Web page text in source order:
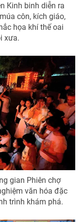
Kinh binh diễn ra
côn, kích giáo,
họa khí thế oai
xưa.
gian Phiên chợ
văn hóa đặc
trình khám phá.